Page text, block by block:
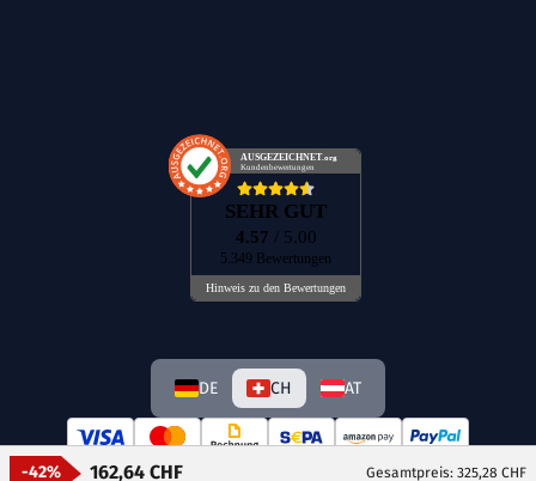
-42% 162,64 CHF Gesamtpreis: 325,28 CHF
AUSGEZEICHNET .org
Kundenbewertungen
SEHR GUT
4.57 / 5.00
5.349 Bewertungen
Hinweis zu den Bewertungen
DE CH AT